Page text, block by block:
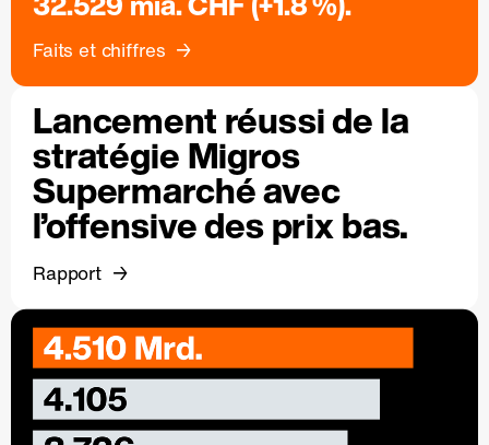
Faits et chiffres
Lancement réussi de la
stratégie Migros
Supermarché avec
l’offensive des prix bas.
Rapport